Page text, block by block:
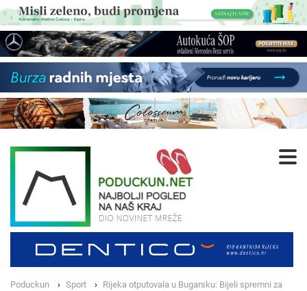
Poduckun Sport
Rijeka otputovala u Bugarsku: Bijeli spremni za